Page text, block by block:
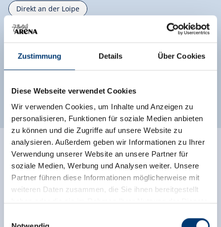
Zustimmung Details Über Cookies
Diese Webseite verwendet Cookies
Wir verwenden Cookies, um Inhalte und Anzeigen zu
personalisieren, Funktionen für soziale Medien anbieten
zu können und die Zugriffe auf unsere Website zu
analysieren. Außerdem geben wir Informationen zu Ihrer
Verwendung unserer Website an unsere Partner für
soziale Medien, Werbung und Analysen weiter. Unsere
Partner führen diese Informationen möglicherweise mit
weiteren Daten zusammen, die Sie ihnen bereitgestellt
haben oder die sie im Rahmen Ihrer Nutzung der Dienste
Direkt an der Loipe
Direkt an der Skibushaltestelle
Bewertungen